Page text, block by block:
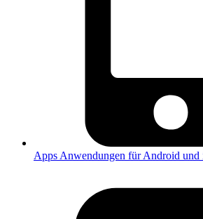
Apps Anwendungen für Android und